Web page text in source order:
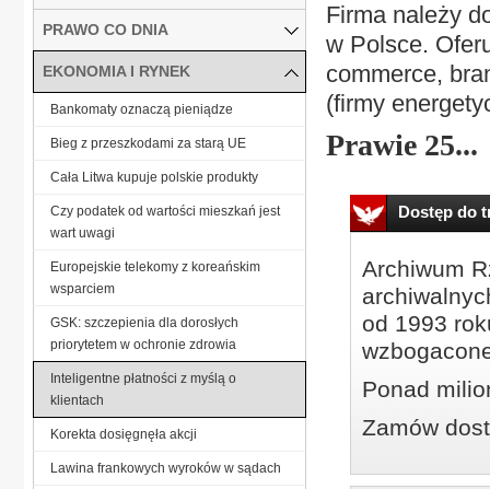
Firma należy
w Polsce.
commerce,
(firmy
Prawie 25...
Dostęp do
Archiwum
od 1993
Ponad
Zamów
PRAWO CO DNIA
EKONOMIA I RYNEK
Bankomaty oznaczą pieniądze
Bieg z przeszkodami za starą UE
Cała Litwa kupuje polskie produkty
Czy podatek od wartości mieszkań jest
wart uwagi
Europejskie telekomy z koreańskim
wsparciem
GSK: szczepienia dla dorosłych
priorytetem w ochronie zdrowia
Inteligentne płatności z myślą o
klientach
Korekta dosięgnęła akcji
Lawina frankowych wyroków w sądach